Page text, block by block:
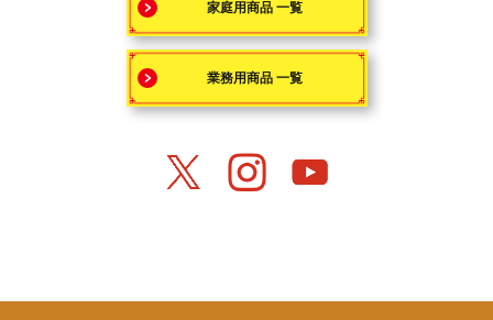
家庭用商品 一覧
業務用商品 一覧